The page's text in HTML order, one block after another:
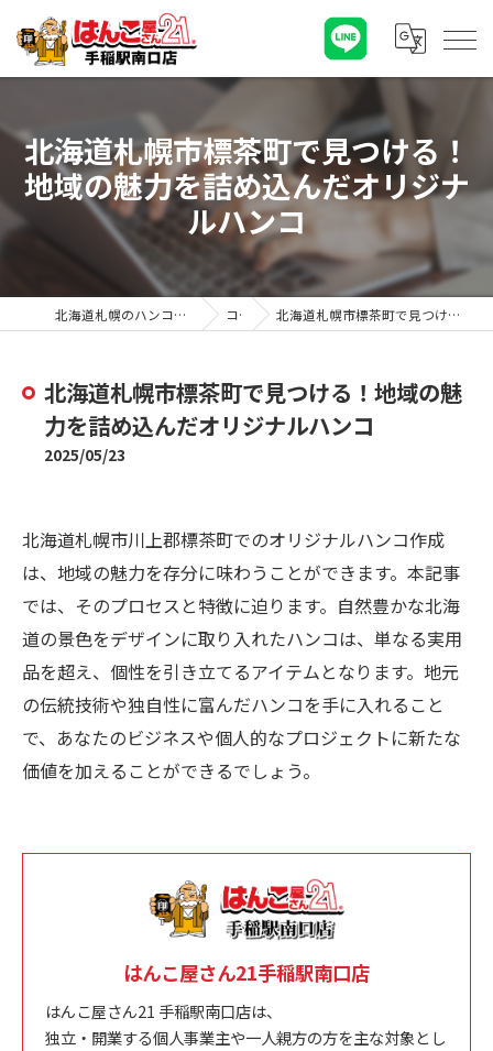
北海道札幌市標茶町で見つける！
地域の魅力を詰め込んだオリジナ
ルハンコ
北海道札幌のハンコならはんこ屋さん21手稲駅南口店 コラム 北海道札幌市標茶町で見つける！地域の魅力を詰め込んだオリジナルハンコ
北海道札幌市標茶町で見つける！地域の魅
力を詰め込んだオリジナルハンコ
2025/05/23
北海道札幌市川上郡標茶町でのオリジナルハンコ作成
は、地域の魅力を存分に味わうことができます。本記事
では、そのプロセスと特徴に迫ります。自然豊かな北海
道の景色をデザインに取り入れたハンコは、単なる実用
品を超え、個性を引き立てるアイテムとなります。地元
の伝統技術や独自性に富んだハンコを手に入れること
で、あなたのビジネスや個人的なプロジェクトに新たな
価値を加えることができるでしょう。
はんこ屋さん21手稲駅南口店
はんこ屋さん21 手稲駅南口店は、
独立・開業する個人事業主や一人親方の方を主な対象とし